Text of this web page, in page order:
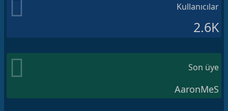
Kullanıcılar
2.6K
Son üye
AaronMeS